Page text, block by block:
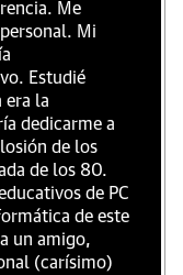
Me
Mi
Estudié
era la
dedicarme a
de los
de los 80.
de PC
de este
un amigo,
(carísimo)